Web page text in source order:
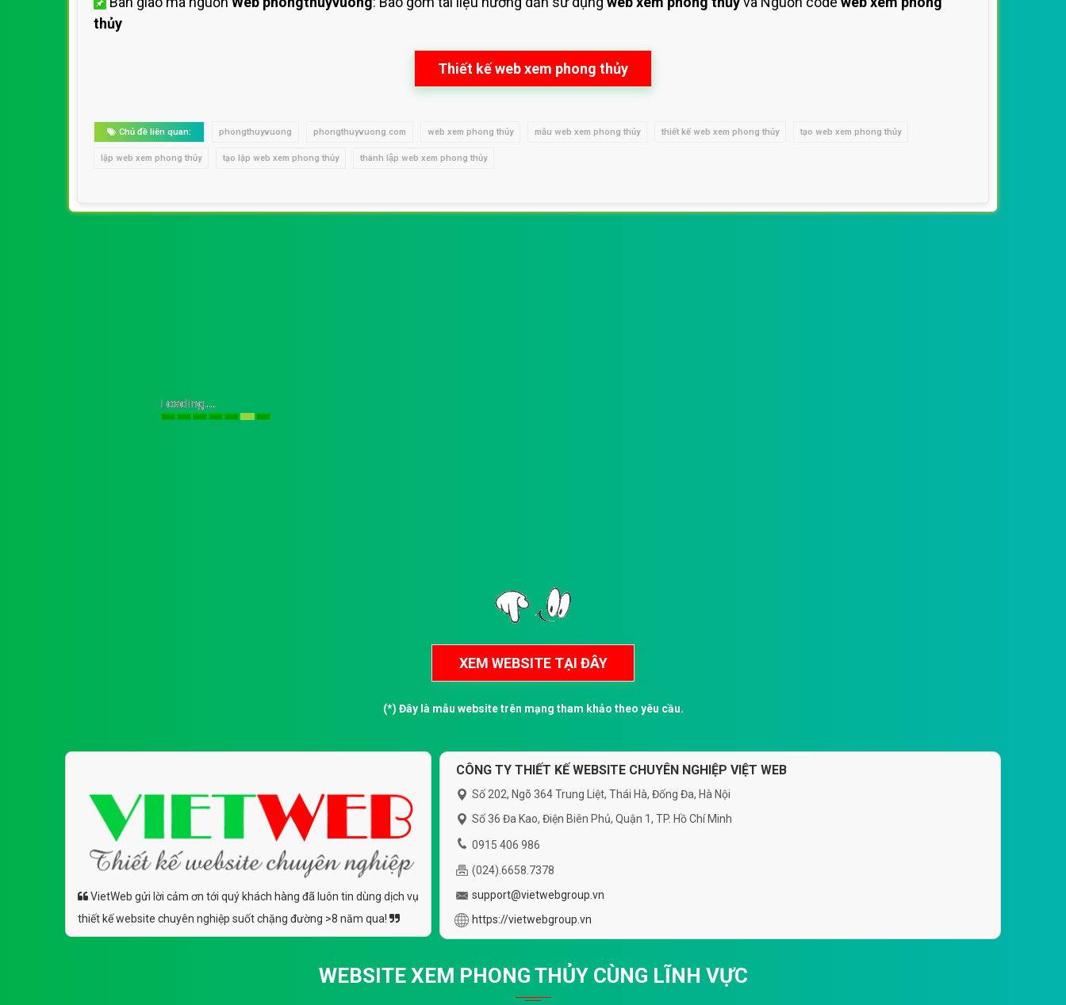
thủy
Thiết kế web xem phong thủy
Chủ đề liên quan: phongthuyvuong phongthuyvuong.com web xem phong thủy mẫu web xem phong thủy thiết kế web xem phong thủy tạo web xem phong thủy
lập web xem phong thủy tạo lập web xem phong thủy thành lập web xem phong thủy